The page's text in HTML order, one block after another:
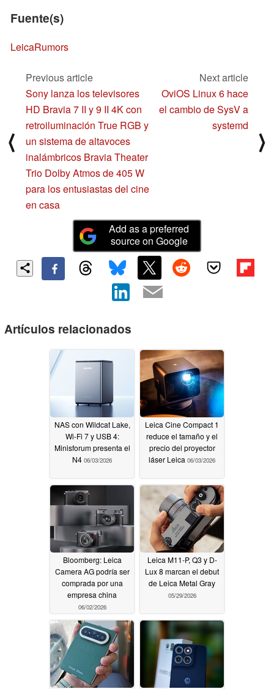
Fuente(s)
LeicaRumors
⟨
Previous article
Sony lanza los televisores
HD Bravia 7 II y 9 II 4K con
retroiluminación True RGB y
un sistema de altavoces
inalámbricos Bravia Theater
Trio Dolby Atmos de 405 W
para los entusiastas del cine
en casa
Next article
OviOS Linux 6 hace
el cambio de SysV a
systemd
⟩
Add as a preferred
source on Google
Artículos relacionados
NAS con Wildcat Lake,
Wi-Fi 7 y USB 4:
Minisforum presenta el
N4 06/03/2026
Leica Cine Compact 1
reduce el tamaño y el
precio del proyector
láser Leica 06/03/2026
Bloomberg: Leica
Camera AG podría ser
comprada por una
empresa china
06/02/2026
Leica M11-P, Q3 y D-
Lux 8 marcan el debut
de Leica Metal Gray
05/29/2026